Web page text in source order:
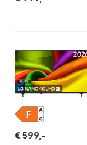
€ 599,-